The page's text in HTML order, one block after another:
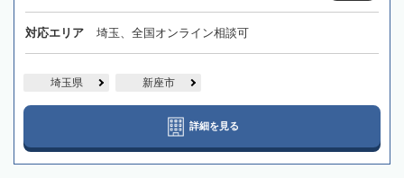
対応エリア 埼玉、全国オンライン相談可
埼玉県 新座市
詳細を見る